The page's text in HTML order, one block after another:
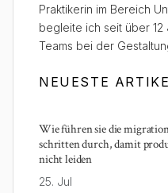
Praktikerin im Bereich
begleite ich seit über
Teams bei der
NEUESTE
Wie führen sie die
schritten durch, damit
nicht leiden
25. Jul